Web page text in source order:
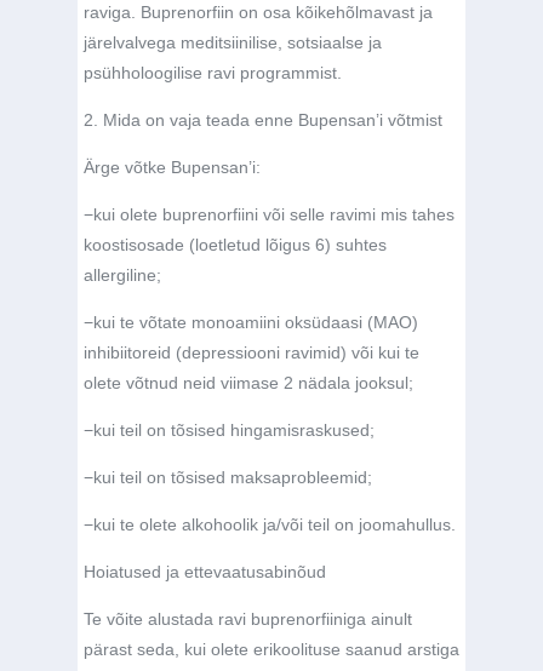
raviga. Buprenorfiin on osa kõikehõlmavast ja
järelvalvega meditsiinilise, sotsiaalse ja
psühholoogilise ravi programmist.
2. Mida on vaja teada enne Bupensan’i võtmist
Ärge võtke Bupensan’i:
−kui olete buprenorfiini või selle ravimi mis tahes
koostisosade (loetletud lõigus 6) suhtes
allergiline;
−kui te võtate monoamiini oksüdaasi (MAO)
inhibiitoreid (depressiooni ravimid) või kui te
olete võtnud neid viimase 2 nädala jooksul;
−kui teil on tõsised hingamisraskused;
−kui teil on tõsised maksaprobleemid;
−kui te olete alkohoolik ja/või teil on joomahullus.
Hoiatused ja ettevaatusabinõud
Te võite alustada ravi buprenorfiiniga ainult
pärast seda, kui olete erikoolituse saanud arstiga